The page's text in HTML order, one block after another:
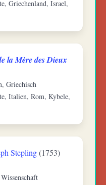
Griechenland, Israel,
la Mère des Dieux
Griechisch
Italien, Rom, Kybele,
Stepling(1753)